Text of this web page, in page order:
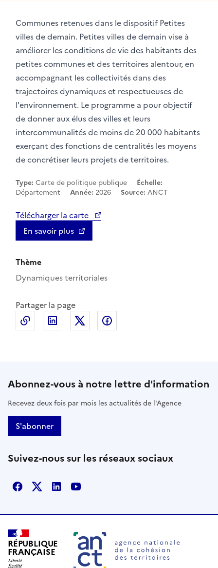
Thème
Dynamiques territoriales
Partager la page
Copier le lien de la page dans le presse-papier
LinkedIn
Communes retenues dans le dispositif Petites
villes de demain. Petites villes de demain vise à
améliorer les conditions de vie des habitants des
petites communes et des territoires alentour, en
accompagnant les collectivités dans des
trajectoires dynamiques et respectueuses de
l'environnement. Le programme a pour objectif
de donner aux élus des villes et leurs
intercommunalités de moins de 20 000 habitants
exerçant des fonctions de centralités les moyens
de concrétiser leurs projets de territoires.
Type: Carte de politique publique
Échelle:
Département
Année: 2026 Source: ANCT
Télécharger la carte
En savoir plus
Abonnez-vous à notre lettre d'information
Recevez deux fois par mois les actualités de l'Agence
S'abonner
Suivez-nous sur les réseaux sociaux
Facebook
X LinkedinYoutube
RÉPUBLIQUE
FRANÇAISE